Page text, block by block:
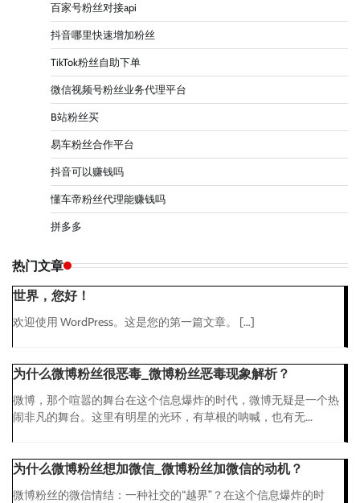
百家号粉丝对接api
抖音哪里快速增加粉丝
TikTok粉丝自助下单
微信视频号粉丝业务代理平台
B站粉丝买
易车粉丝合作平台
抖音可以赚钱吗
懂车帝粉丝代理能赚钱吗
拼多多
热门文章
世界，您好！
欢迎使用 WordPress。这是您的第一篇文章。 […]
为什么微博粉丝很恶毒_微博粉丝恶毒现象解析？
微博，那个喧嚣的舞台在这个信息爆炸的时代，微博无疑是一个热
闹非凡的舞台。这里有明星的光环，有草根的呐喊，也有无...
为什么微博粉丝想加微信_微博粉丝加微信的动机？
微博粉丝的微信情结：一种社交的“越界”？在这个信息爆炸的时